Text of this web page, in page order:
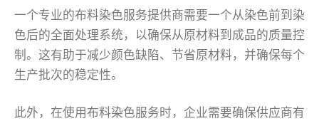
一个专业的布料染色服务提供商需要一个从染色前到染
色后的全面处理系统，以确保从原材料到成品的质量控
制。这有助于减少颜色缺陷、节省原材料，并确保每个
生产批次的稳定性。
此外，在使用布料染色服务时，企业需要确保供应商有